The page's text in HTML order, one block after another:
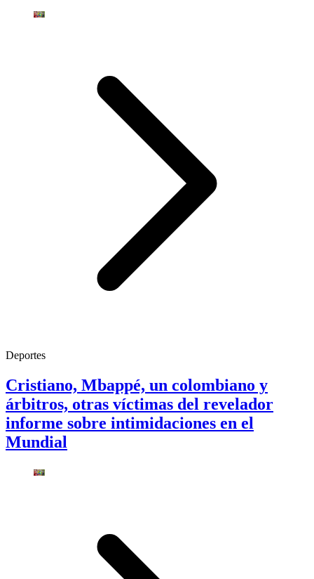
Deportes
Cristiano, Mbappé, un colombiano y
árbitros, otras víctimas del revelador
informe sobre intimidaciones en el
Mundial